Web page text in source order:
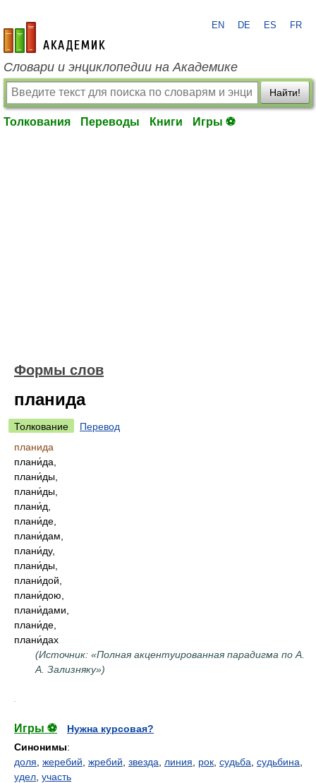
academic.ru
EN DE ES FR
Словари и энциклопедии на Академике
Найти!
Толкования Переводы Книги Игры ⚽
Формы слов
планида
Толкование
Перевод
планида
плани́да,
плани́ды,
плани́ды,
плани́д,
плани́де,
плани́дам,
плани́ду,
плани́ды,
плани́дой,
плани́дою,
плани́дами,
плани́де,
плани́дах
(Источник: «Полная акцентуированная парадигма по А.
А. Зализняку»)
Игры ⚽
Нужна курсовая?
Синонимы:
доля жеребий жребий звезда линия рок судьба судьбина
удел участь